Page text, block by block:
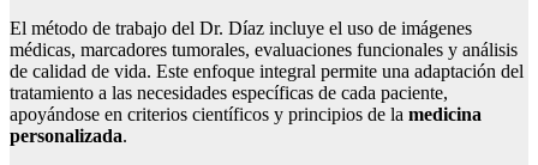
El método de trabajo del Dr. Díaz incluye el uso de imágenes
médicas, marcadores tumorales, evaluaciones funcionales y análisis
de calidad de vida. Este enfoque integral permite una adaptación del
tratamiento a las necesidades específicas de cada paciente,
apoyándose en criterios científicos y principios de la medicina
personalizada.